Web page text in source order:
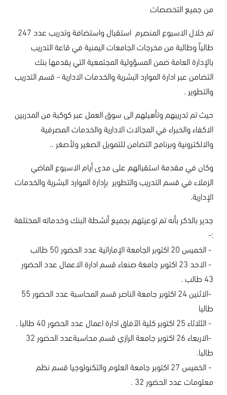
من جميع التخصصات
تم خلال الاسبوع المنصرم استقبال واستضافة وتدريب عدد 247
طالباً وطالبة من مخرجات الجامعات اليمنية في قاعة التدريب
بالإدارة العامة ضمن المسؤولية المجتمعية التي يقدمها بنك
التضامن عبر ادارة الموارد البشرية والخدمات الادارية - قسم التدريب
والتطوير .
حيث تم تدريبهم وتأهيلهم الى سوق العمل عبر كوكبة من المدربين
الاكفاء والخبراء في المجالات الادارية والخدمات المصرفية
والالكترونية وبرنامج التضامن للتمويل الصغير ولأصغر ..
وكان في مقدمة استقبالهم على مدى أيام الاسبوع الماضي
الزملاء في قسم التدريب والتطوير بإدارة الموارد البشرية والخدمات
الإدارية.
جدير بالذكر بأنه تم توعيتهم بجميع أنشطة البنك وخدماته المختلفة
:-
- الخميس 20 اكتوبر الجامعة الإماراتية عدد الحضور 50 طالب
- الاحد 23 اكتوبر جامعة صنعاء قسم ادارة الاعمال عدد الحضور
43 طالب .
-الاثنين 24 اكتوبر جامعة الناصر قسم المحاسبة عدد الحضور 55
طالبا
- الثلاثاء 25 اكتوبر كلية الآفاق ادارة اعمال عدد الحضور 40 طالبا .
-الاربعاء 26 اكتوبر جامعة الرازي قسم محاسبةعدد الحضور 32
طالبا.
- الخميس 27 اكتوبر جامعة العلوم والتكنولوجيا قسم نظم
معلومات عدد الحضور 32 .